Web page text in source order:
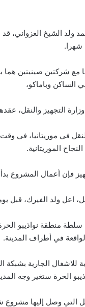
الساكن وباماكو،
في موريتانيا، في
الموريتانية.
في 11 يناير 2022 وكان من المقرر تسليمه في 24
ولد الفيرك، قبل يومين أن
منطقة نواذيبو
في أطراف المدينة.
الحرة ستغير وجه
التي وصل إليها